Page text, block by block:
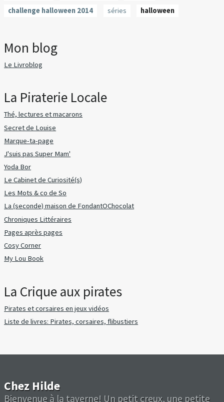
challenge halloween 2014
séries halloween
Mon blog
Le Livroblog
La Piraterie Locale
Thé, lectures et macarons
Secret de Louise
Marque-ta-page
J'suis pas Super Mam'
Yoda Bor
Le Cabinet de Curiosité(s)
Les Mots & co de So
La (seconde) maison de FondantOChocolat
Chroniques Littéraires
Pages après pages
Cosy Corner
My Lou Book
La Crique aux pirates
Pirates et corsaires en jeux vidéos
Liste de livres: Pirates, corsaires, flibustiers
Chez Hilde
Bienvenue à la taverne! Un petit creux, une petite